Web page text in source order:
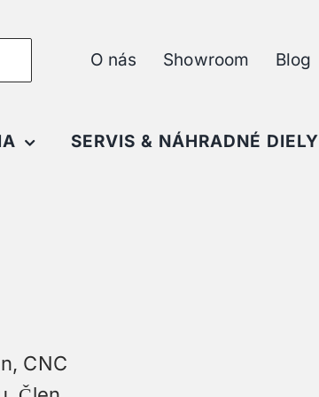
O nás Showroom Blog
SERVIS & NÁHRADNÉ DIELY
CNC